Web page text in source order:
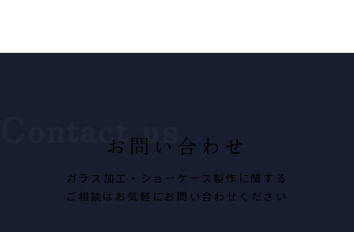
お問い合わせ
ガラス加工・ショーケース製作に関する
ご相談はお気軽にお問い合わせください